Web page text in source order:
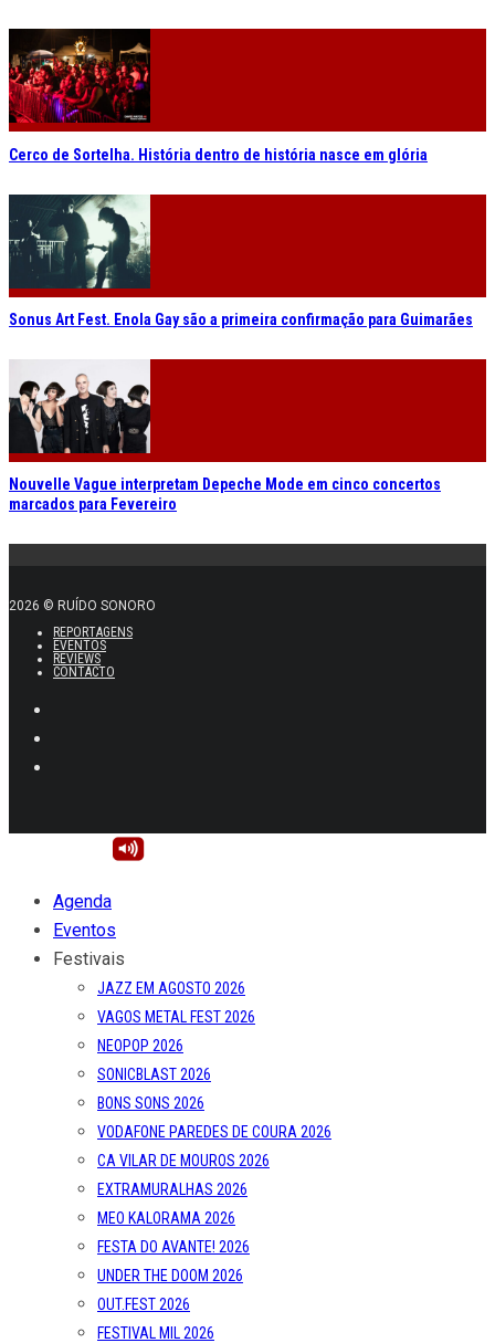
Cerco de Sortelha. História dentro de história nasce em glória
Sonus Art Fest. Enola Gay são a primeira confirmação para Guimarães
Nouvelle Vague interpretam Depeche Mode em cinco concertos
marcados para Fevereiro
2026 © RUÍDO SONORO
REPORTAGENS
EVENTOS
REVIEWS
CONTACTO
Agenda
Eventos
Festivais
JAZZ EM AGOSTO 2026
VAGOS METAL FEST 2026
NEOPOP 2026
SONICBLAST 2026
BONS SONS 2026
VODAFONE PAREDES DE COURA 2026
CA VILAR DE MOUROS 2026
EXTRAMURALHAS 2026
MEO KALORAMA 2026
FESTA DO AVANTE! 2026
UNDER THE DOOM 2026
OUT.FEST 2026
FESTIVAL MIL 2026